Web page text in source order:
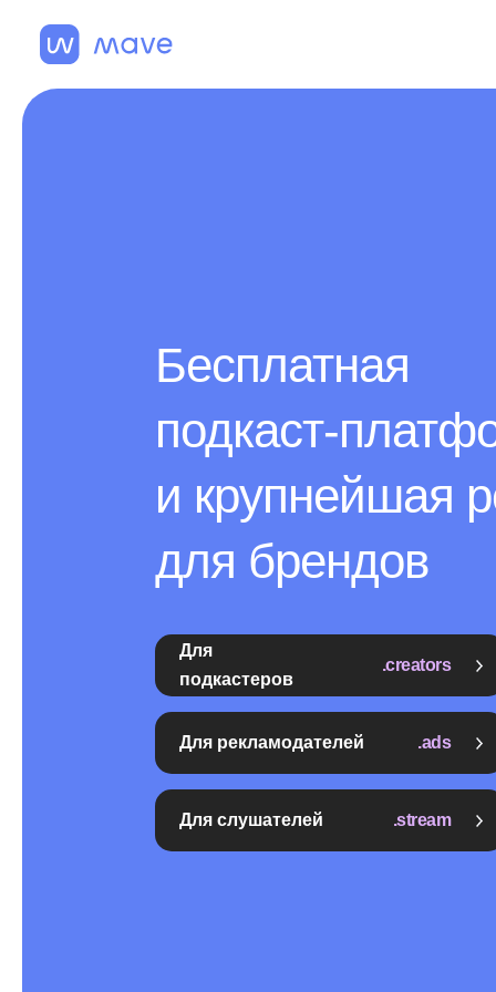
Для
подкастеров
.creators
Для рекламодателей .ads
Для слушателей .stream
Бесплатная
подкаст-
и крупнейшая
для брендов